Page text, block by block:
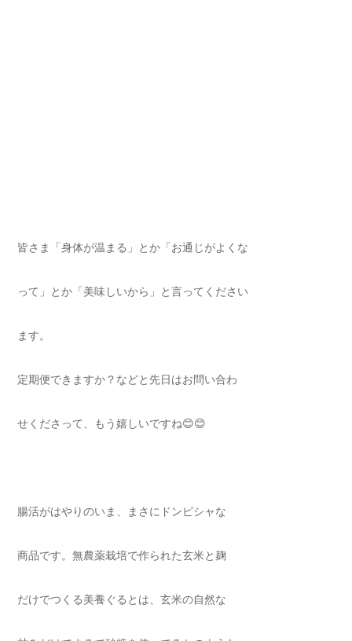
皆さま「身体が温まる」とか「お通じがよくな
って」とか「美味しいから」と言ってください
ます。
定期便できますか？などと先日はお問い合わ
せくださって、もう嬉しいですね😊😊
腸活がはやりのいま、まさにドンピシャな
商品です。無農薬栽培で作られた玄米と麹
だけでつくる美養ぐるとは、玄米の自然な